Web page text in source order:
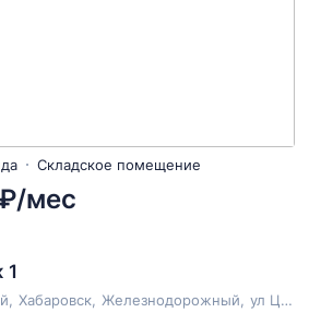
Складское помещение
мес
1
Хабаровск Железнодорожный ул Целинная